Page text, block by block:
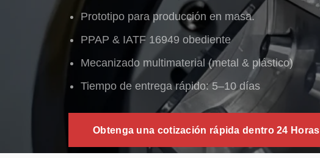
Prototipo para producción en masa.
PPAP & IATF 16949 obediente
Mecanizado multimaterial (metal & plástico)
Tiempo de entrega rápido: 5–10 días
Obtenga una cotización rápida dentro 24 Horas